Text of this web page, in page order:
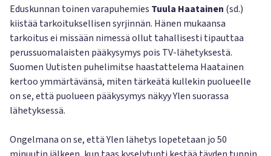
Eduskunnan toinen varapuhemies Tuula Haatainen (sd.)
kiistää tarkoituksellisen syrjinnän. Hänen mukaansa
tarkoitus ei missään nimessä ollut tahallisesti tipauttaa
perussuomalaisten pääkysymys pois TV-lähetyksestä.
Suomen Uutisten puhelimitse haastattelema Haatainen
kertoo ymmärtävänsä, miten tärkeätä kullekin puolueelle
on se, että puolueen pääkysymys näkyy Ylen suorassa
lähetyksessä.
Ongelmana on se, että Ylen lähetys lopetetaan jo 50